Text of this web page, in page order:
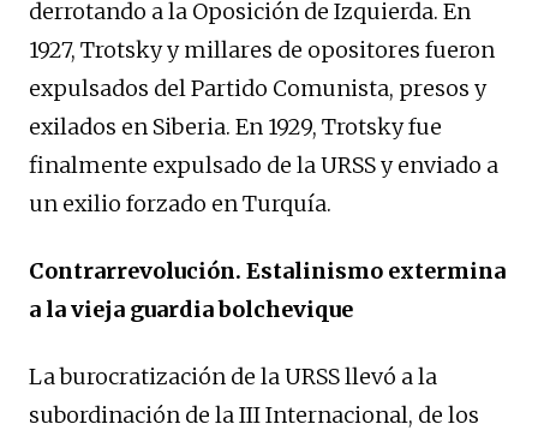
derrotando a la Oposición de Izquierda. En
1927, Trotsky y millares de opositores fueron
expulsados del Partido Comunista, presos y
exilados en Siberia. En 1929, Trotsky fue
finalmente expulsado de la URSS y enviado a
un exilio forzado en Turquía.
Contrarrevolución. Estalinismo extermina
a la vieja guardia bolchevique
La burocratización de la URSS llevó a la
subordinación de la III Internacional, de los